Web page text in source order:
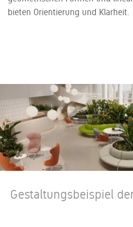
bieten Orientierung und Klarheit.
Gestaltungsbeispiel